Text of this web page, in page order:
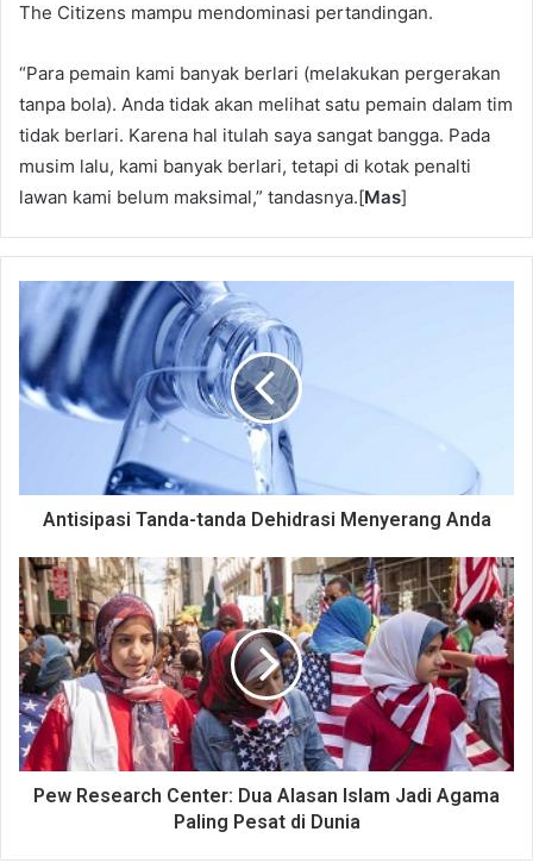
The Citizens mampu mendominasi pertandingan.
“Para pemain kami banyak berlari (melakukan pergerakan
tanpa bola). Anda tidak akan melihat satu pemain dalam tim
tidak berlari. Karena hal itulah saya sangat bangga. Pada
musim lalu, kami banyak berlari, tetapi di kotak penalti
lawan kami belum maksimal,” tandasnya.[Mas]
Antisipasi Tanda-tanda Dehidrasi Menyerang Anda
Pew Research Center: Dua Alasan Islam Jadi Agama
Paling Pesat di Dunia